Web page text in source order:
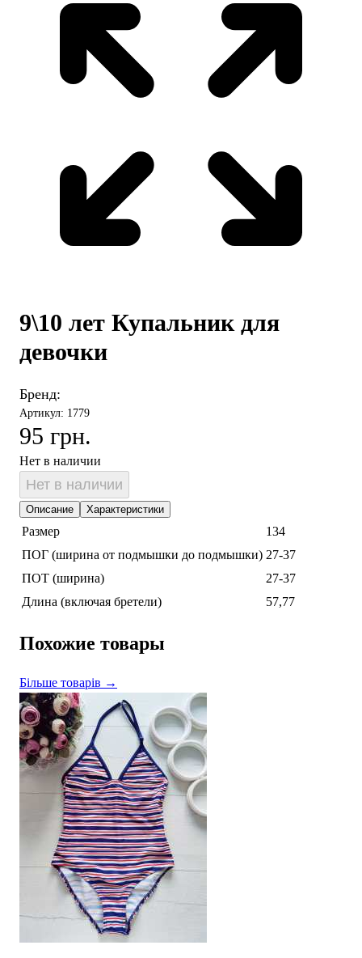
9\10 лет Купальник для
девочки
Бренд:
Артикул: 1779
95 грн.
Нет в наличии
Нет в наличии
Описание Характеристики
Размер
134
ПОГ (ширина от подмышки до подмышки) 27-37
ПОТ (ширина)
27-37
Длина (включая бретели)
57,77
Похожие товары
Більше товарів →